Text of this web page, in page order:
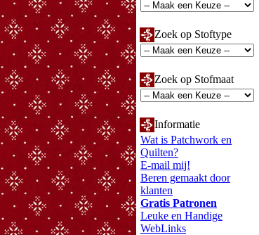
Zoek op Stoftype
Zoek op Stofmaat
Informatie
Wat is Patchwork en
Quilten?
E-mail mij!
Beren gemaakt door
klanten
Gratis Patronen
Leuke en Handige
WebLinks